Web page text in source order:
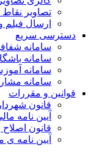
تصاویر نقاط
ارسال فیلم و
دسترسی سریع
سامانه
سامانه
سامانه
سامانه
قوانین و مقررات
قانون
آیین نامه
قانون اصلاح
آیین نامه ی